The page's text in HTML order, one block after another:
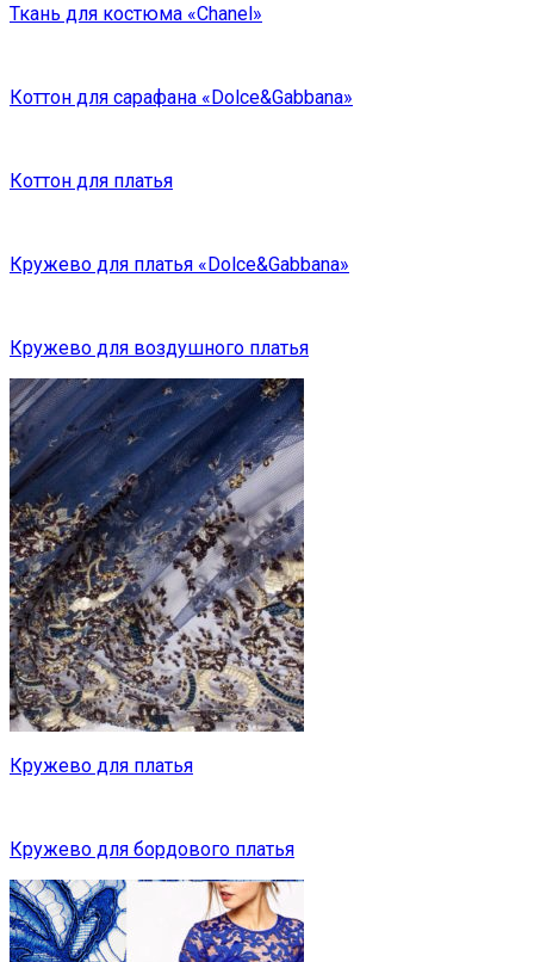
Ткань для костюма «Chanel»
Коттон для сарафана «Dolce&Gabbana»
Коттон для платья
Кружево для платья «Dolce&Gabbana»
Кружево для воздушного платья
Кружево для платья
Кружево для бордового платья